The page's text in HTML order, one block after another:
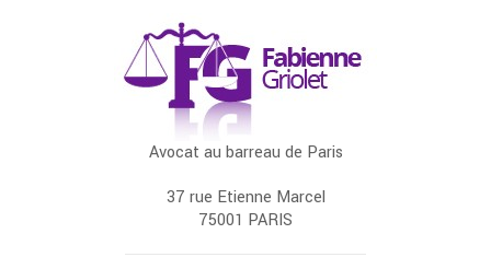
Avocat au barreau de Paris
37 rue Etienne Marcel
75001 PARIS